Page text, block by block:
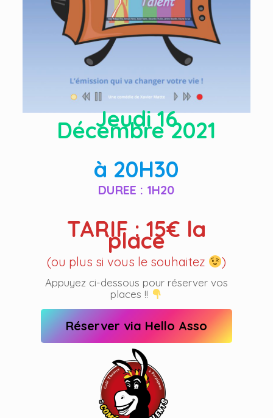
Jeudi 16
Décembre 2021
à 20H30
DUREE : 1H20
TARIF : 15€ la
place
(ou plus si vous le souhaitez )
Appuyez ci-dessous pour réserver vos
places !!
Réserver via Hello Asso